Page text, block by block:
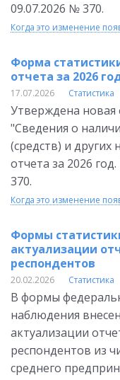
09.07.2026 № 370.
Когда это изменение
Форма
отчета за 2026
17.07.2026 Статистика
Утверждена новая
"Сведения о
(средств) и
отчета за 2026
370.
Когда это изменение
Формы
актуализации
респондентов
20.02.2026 Статистика
В формы
наблюдения
актуализации
респондентов из
среднего